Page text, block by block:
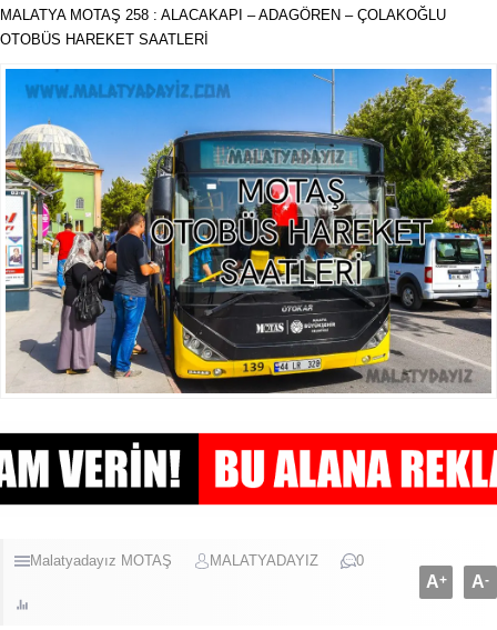
MALATYA MOTAŞ 258 : ALACAKAPI – ADAGÖREN – ÇOLAKOĞLU
OTOBÜS HAREKET SAATLERİ
Malatyadayız MOTAŞ MALATYADAYIZ 0
A+ A-